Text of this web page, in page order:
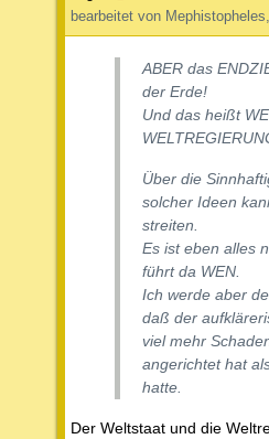
bearbeitet von
ABER das
der Erde!
Und das heißt
Über die
solcher Ideen
streiten.
Es ist eben alles
führt da WEN.
Ich werde aber
daß der
viel mehr
angerichtet hat
hatte.
Der Weltstaat und die